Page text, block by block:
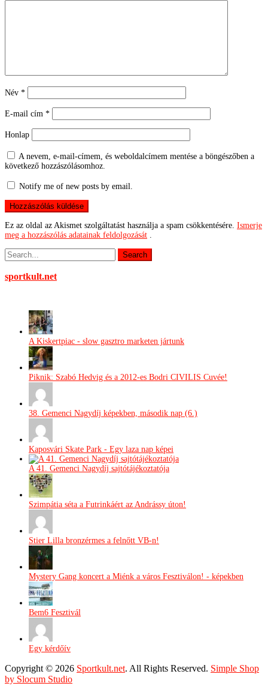
Név *
E-mail cím *
Honlap
A nevem, e-mail-címem, és weboldalcímem mentése a böngészőben a
következő hozzászólásomhoz.
Notify me of new posts by email.
Ez az oldal az Akismet szolgáltatást használja a spam csökkentésére. Ismerje
meg a hozzászólás adatainak feldolgozását
sportkult.net
A Kiskertpiac - slow gasztro marketen jártunk
Piknik: Szabó Hedvig és a 2012-es Bodri CIVILIS Cuvée!
38. Gemenci Nagydíj képekben, második nap (6.)
Kaposvári Skate Park - Egy laza nap képei
A 41. Gemenci Nagydíj sajtótájékoztatója
Szimpátia séta a Futrinkáért az Andrássy úton!
Stier Lilla bronzérmes a felnőtt VB-n!
Mystery Gang koncert a Miénk a város Fesztiválon! - képekben
Bem6 Fesztivál
Egy kérdőív
Copyright © 2026 Sportkult.net. All Rights Reserved. Simple Shop
by Slocum Studio